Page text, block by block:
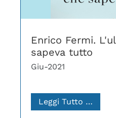
Enrico Fermi.
sapeva tutto
Giu-2021
Leggi Tutto …